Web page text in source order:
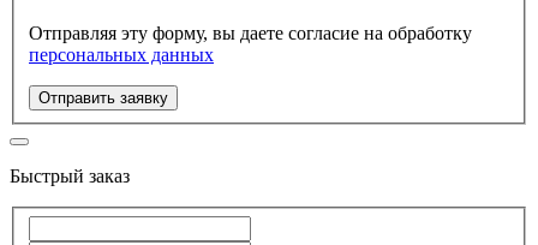
Отправляя эту форму, вы даете согласие на обработку
персональных данных
Отправить заявку
Быстрый заказ